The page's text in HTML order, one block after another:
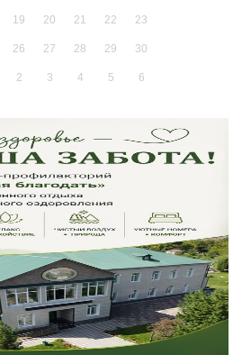
19 20 21 22 23
26 27 28 29 30
2 3 4 5 6